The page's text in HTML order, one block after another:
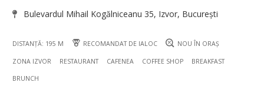
Bulevardul Mihail Kogălniceanu 35, Izvor, București
DISTANȚĂ: 195 M RECOMANDAT DE IALOC NOU ÎN ORAȘ
ZONA IZVOR RESTAURANT CAFENEA COFFEE SHOP BREAKFAST
BRUNCH